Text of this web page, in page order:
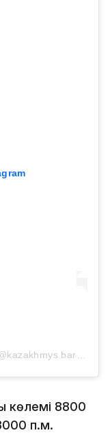
көлемі 8800
п.м.